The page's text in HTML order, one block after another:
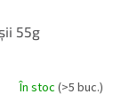
55g
În stoc (>5 buc.)